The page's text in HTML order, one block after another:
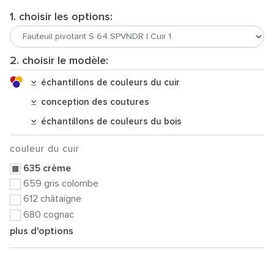
1. choisir les options:
2. choisir le modèle:
échantillons de couleurs du cuir
conception des coutures
échantillons de couleurs du bois
couleur du cuir
635 crème
659 gris colombe
612 châtaigne
680 cognac
plus d'options